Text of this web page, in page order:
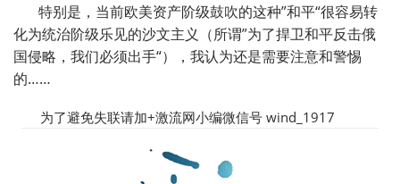
特别是，当前欧美资产阶级鼓吹的这种”和平“很容易转
化为统治阶级乐见的沙文主义（所谓”为了捍卫和平反击俄
国侵略，我们必须出手“），我认为还是需要注意和警惕
的……
为了避免失联请加+激流网小编微信号 wind_1917